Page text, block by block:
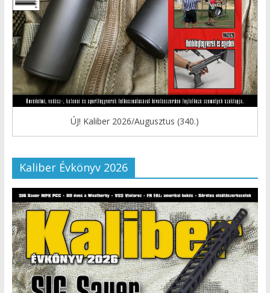
ÚJ! Kaliber 2026/Augusztus (340.)
Kaliber Évkönyv 2026